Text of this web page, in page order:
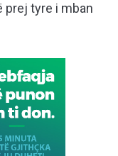
prej tyre i mban